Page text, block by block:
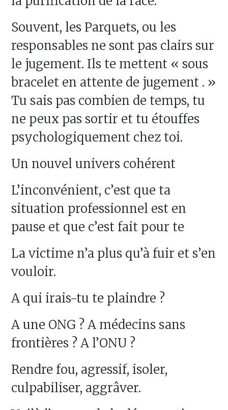
Souvent, les Parquets, ou les
responsables ne sont pas clairs sur
le jugement. Ils te mettent « sous
bracelet en attente de jugement . »
Tu sais pas combien de temps, tu
ne peux pas sortir et tu étouffes
psychologiquement chez toi.
Un nouvel univers cohérent
L’inconvénient, c’est que ta
situation professionnel est en
pause et que c’est fait pour te
La victime n’a plus qu’à fuir et s’en
vouloir.
A qui irais-tu te plaindre ?
A une ONG ? A médecins sans
frontières ? A l’ONU ?
Rendre fou, agressif, isoler,
culpabiliser, aggrâver.